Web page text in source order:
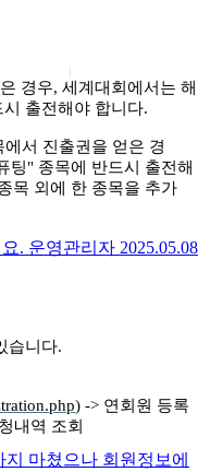
경우, 세계대회에서는 해
출전해야 합니다.
서 진출권을 얻은 경
팅" 종목에 반드시 출전해
목 외에 한 종목을 추가
. 운영관리자 2025.05.08
습니다.
) -> 연회원 등록
내역 조회
마쳤으나 회원정보에